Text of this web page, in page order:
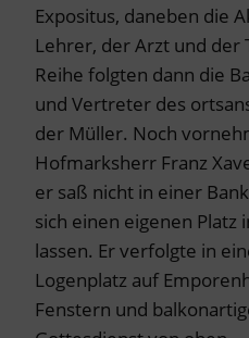
Expositus, daneben die
Lehrer, der Arzt und
Reihe folgten dann die
und Vertreter des
der Müller. Noch
Hofmarksherr Franz
er saß nicht in einer
sich einen eigenen Platz
lassen. Er verfolgte in
Logenplatz auf
Fenstern und